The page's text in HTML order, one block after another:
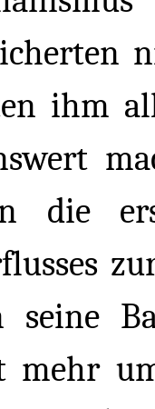
ihm
die
seine
mehr